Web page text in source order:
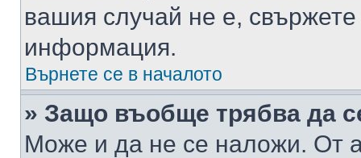
вашия случай не е,
информация.
Върнете се в началото
» Защо въобще трябва да
Може и да не се наложи. От